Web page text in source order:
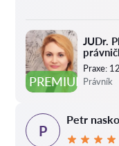
PREMIUM
JUDr.
Praxe:
Právník
P
Petr